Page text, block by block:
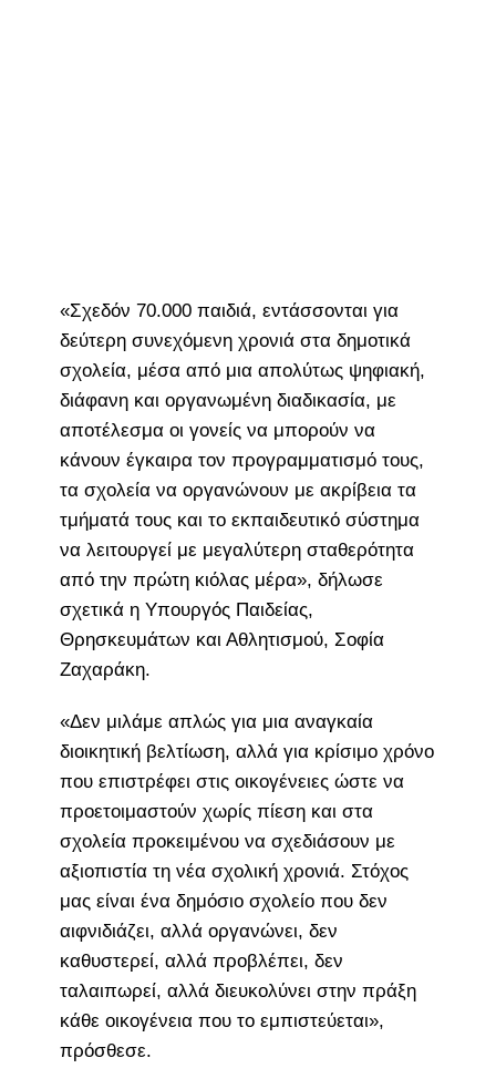
«Σχεδόν 70.000 παιδιά, εντάσσονται για
δεύτερη συνεχόμενη χρονιά στα δημοτικά
σχολεία, μέσα από μια απολύτως ψηφιακή,
διάφανη και οργανωμένη διαδικασία, με
αποτέλεσμα οι γονείς να μπορούν να
κάνουν έγκαιρα τον προγραμματισμό τους,
τα σχολεία να οργανώνουν με ακρίβεια τα
τμήματά τους και το εκπαιδευτικό σύστημα
να λειτουργεί με μεγαλύτερη σταθερότητα
από την πρώτη κιόλας μέρα», δήλωσε
σχετικά η Υπουργός Παιδείας,
Θρησκευμάτων και Αθλητισμού, Σοφία
Ζαχαράκη.
«Δεν μιλάμε απλώς για μια αναγκαία
διοικητική βελτίωση, αλλά για κρίσιμο χρόνο
που επιστρέφει στις οικογένειες ώστε να
προετοιμαστούν χωρίς πίεση και στα
σχολεία προκειμένου να σχεδιάσουν με
αξιοπιστία τη νέα σχολική χρονιά. Στόχος
μας είναι ένα δημόσιο σχολείο που δεν
αιφνιδιάζει, αλλά οργανώνει, δεν
καθυστερεί, αλλά προβλέπει, δεν
ταλαιπωρεί, αλλά διευκολύνει στην πράξη
κάθε οικογένεια που το εμπιστεύεται»,
πρόσθεσε.